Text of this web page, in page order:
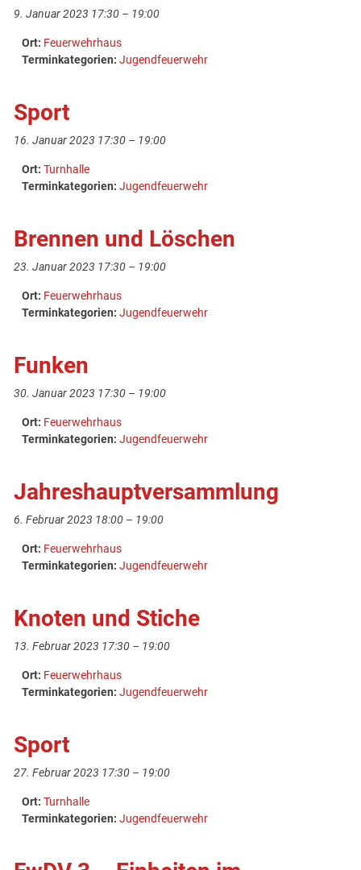
9. Januar 2023 17:30 – 19:00
Ort: Feuerwehrhaus
Terminkategorien: Jugendfeuerwehr
Sport
16. Januar 2023 17:30 – 19:00
Ort: Turnhalle
Terminkategorien: Jugendfeuerwehr
Brennen und Löschen
23. Januar 2023 17:30 – 19:00
Ort: Feuerwehrhaus
Terminkategorien: Jugendfeuerwehr
Funken
30. Januar 2023 17:30 – 19:00
Ort: Feuerwehrhaus
Terminkategorien: Jugendfeuerwehr
Jahreshauptversammlung
6. Februar 2023 18:00 – 19:00
Ort: Feuerwehrhaus
Terminkategorien: Jugendfeuerwehr
Knoten und Stiche
13. Februar 2023 17:30 – 19:00
Ort: Feuerwehrhaus
Terminkategorien: Jugendfeuerwehr
Sport
27. Februar 2023 17:30 – 19:00
Ort: Turnhalle
Terminkategorien: Jugendfeuerwehr